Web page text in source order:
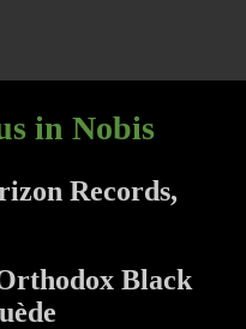
in Nobis
Records,
Black